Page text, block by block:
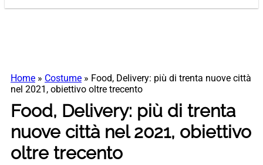
Home » Costume » Food, Delivery: più di trenta nuove città
nel 2021, obiettivo oltre trecento
Food, Delivery: più di trenta
nuove città nel 2021, obiettivo
oltre trecento